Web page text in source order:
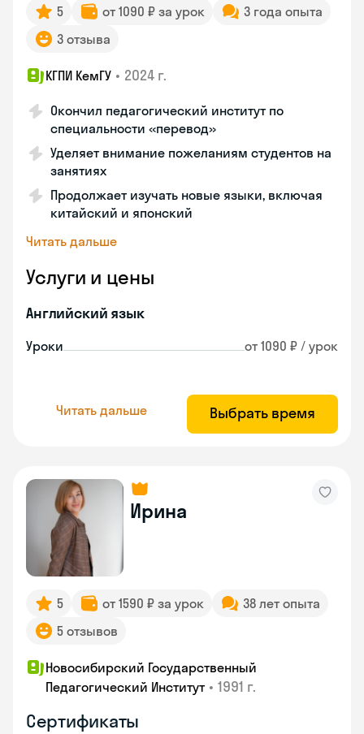
5 от 1090 ₽ за урок
3 года опыта
3 отзыва
КГПИ КемГУ • 2024 г.
Окончил педагогический институт по
специальности «перевод»
Уделяет внимание пожеланиям студентов на
занятиях
Продолжает изучать новые языки, включая
китайский и японский
Читать дальше
Услуги и цены
Английский язык
Уроки от 1090 ₽ / урок
Читать дальше Выбрать время
Ирина
5 от 1590 ₽ за урок
38 лет опыта
5 отзывов
Новосибирский Государственный
Педагогический Институт • 1991 г.
Сертификаты